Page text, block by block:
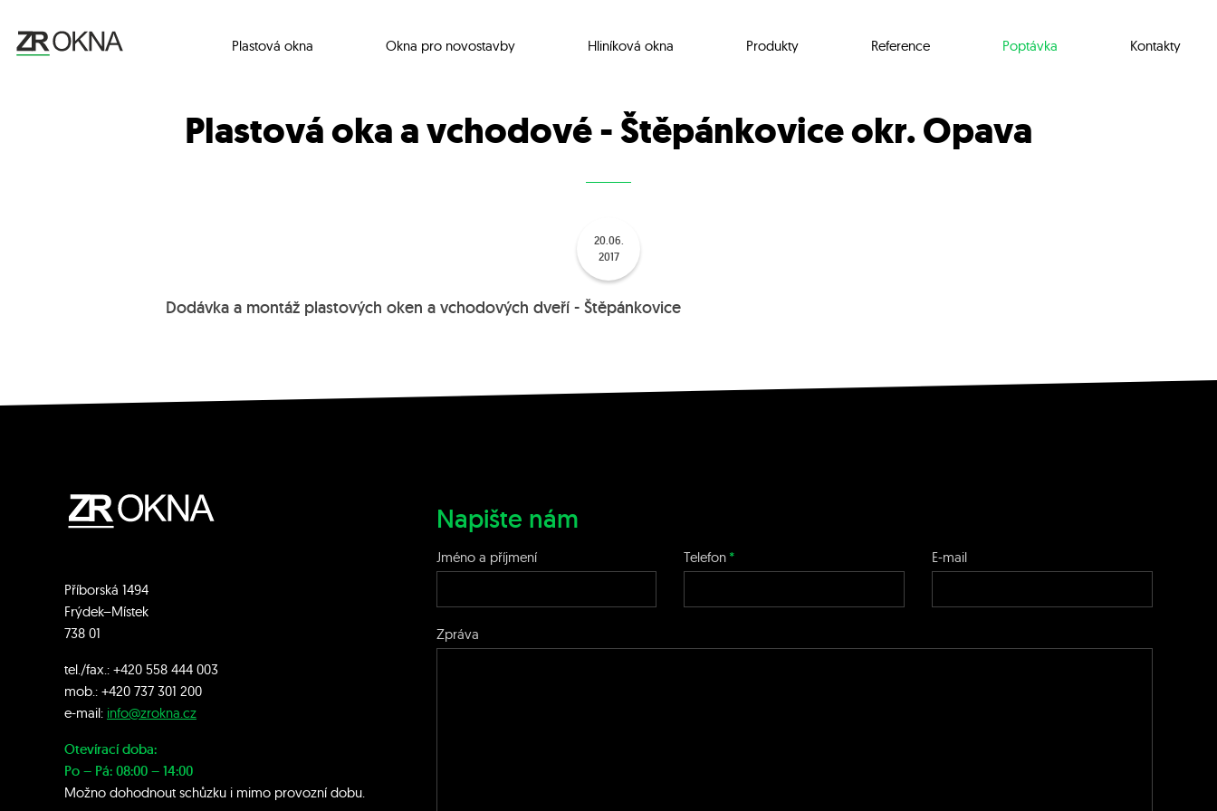
Plastová okna Okna pro novostavby Hliníková okna Produkty Reference Poptávka Kontakty
Plastová oka a vchodové - Štěpánkovice okr. Opava
20.06.
2017
Dodávka a montáž plastových oken a vchodových dveří - Štěpánkovice
Příborská 1494
Frýdek–Místek
738 01
tel./fax.: +420 558 444 003
mob.: +420 737 301 200
e-mail: info@zrokna.cz
Otevírací doba:
Po – Pá: 08:00 – 14:00
Možno dohodnout schůzku i mimo provozní dobu.
Napište nám
Jméno a příjmení Telefon E-mail
Zpráva